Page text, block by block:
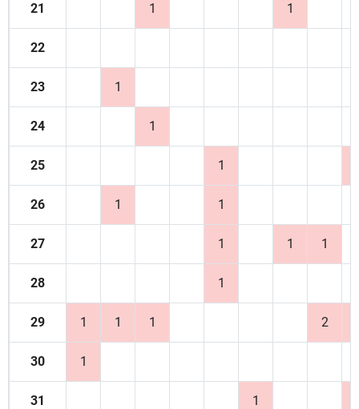
21 1 1
22
23 1
24 1
25 1
26 1 1
27 1 1 1
28 1
29 1 1 1 2
30 1
31 1